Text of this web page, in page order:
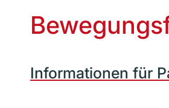
Informationen für